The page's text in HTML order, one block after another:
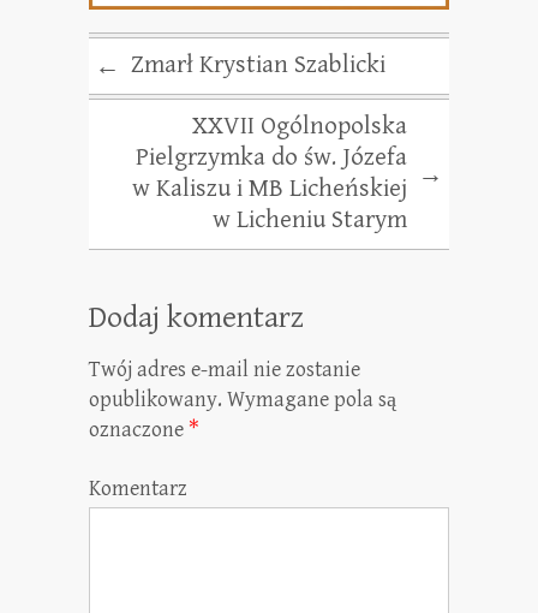
← Zmarł Krystian Szablicki
XXVII Ogólnopolska
Pielgrzymka do św. Józefa
w Kaliszu i MB Licheńskiej
w Licheniu Starym
→
Dodaj komentarz
Twój adres e-mail nie zostanie
opublikowany. Wymagane pola są
oznaczone *
Komentarz